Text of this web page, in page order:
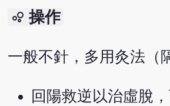
bubble_chart 操作
一般不針，多用灸法（
回陽救逆以治虛脫